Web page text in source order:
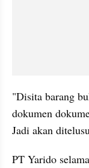
"Disita barang
dokumen
Jadi akan
PT Yarido